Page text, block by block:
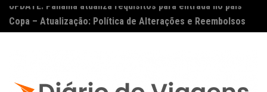
Copa – Atualização: Política de Alterações e Reembolsos
por Doença ou Falecimento